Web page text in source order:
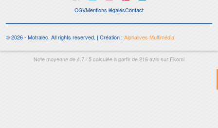
CGVMentions légalesContact
© 2026 - Motralec, All rights reserved. | Création :Alphalives Multimédia
Note moyenne de4.7/5calculée à partir de216avis sur Ekomi